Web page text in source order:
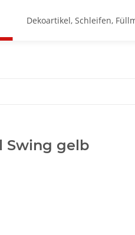
Dekoartikel, Schleifen,
Swing gelb